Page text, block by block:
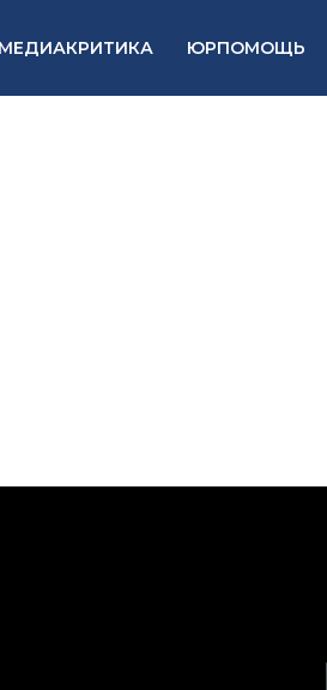
МЕДИАКРИТИКА ЮРПОМОЩЬ